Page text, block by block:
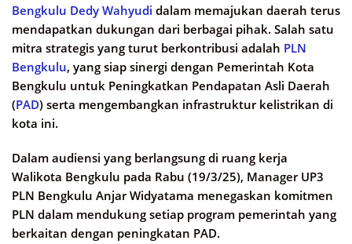
Bengkulu Dedy Wahyudi dalam memajukan daerah terus
mendapatkan dukungan dari berbagai pihak. Salah satu
mitra strategis yang turut berkontribusi adalah PLN
Bengkulu, yang siap sinergi dengan Pemerintah Kota
Bengkulu untuk Peningkatkan Pendapatan Asli Daerah
(PAD) serta mengembangkan infrastruktur kelistrikan di
kota ini.
Dalam audiensi yang berlangsung di ruang kerja
Walikota Bengkulu pada Rabu (19/3/25), Manager UP3
PLN Bengkulu Anjar Widyatama menegaskan komitmen
PLN dalam mendukung setiap program pemerintah yang
berkaitan dengan peningkatan PAD.